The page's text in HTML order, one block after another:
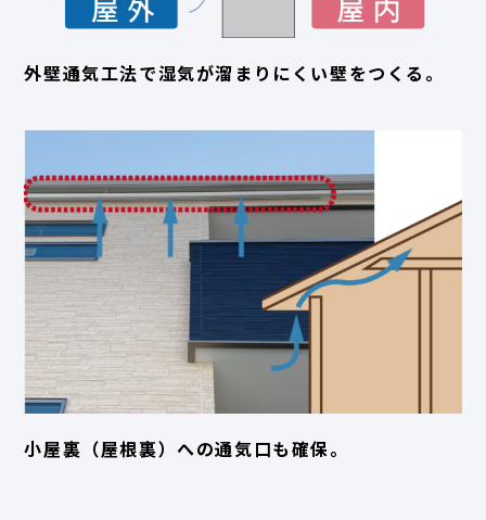
外壁通気工法で湿気が溜まりにくい壁をつくる。
小屋裏（屋根裏）への通気口も確保。